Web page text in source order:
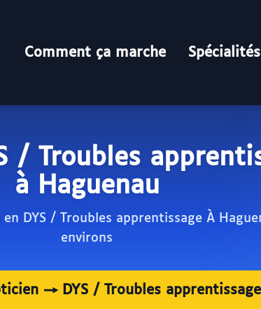
Comment ça marche Spécialités
/ Troubles
à Haguenau
DYS / Troubles apprentissage À
environs
→ DYS / Troubles